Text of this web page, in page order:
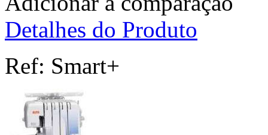
Detalhes do Produto
Ref: Smart+